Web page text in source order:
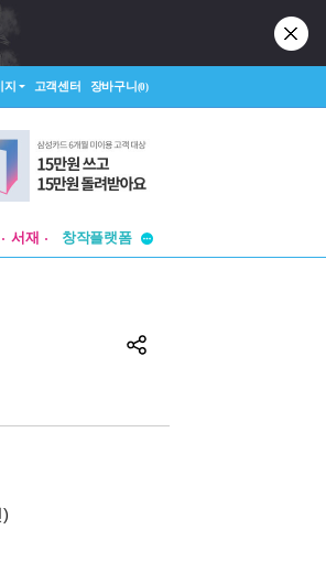
지 고객센터 장바구니(0)
서재
투비컨티뉴드